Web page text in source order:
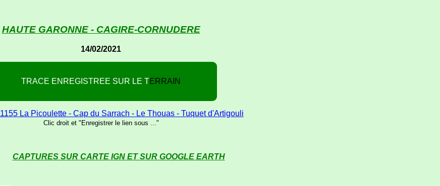
HAUTE GARONNE - CAGIRE-CORNUDERE
14/02/2021
TRACE EN REG STREE SUR LE TERRA N
1155 La Picoulette - Cap du Sarrach - Le Thouas - Tuquet d'Artigouli
Clic droit et "Enregistrer le lien sous ..."
CAPTURES SUR CARTE IGN ET SUR GOOGLE EARTH